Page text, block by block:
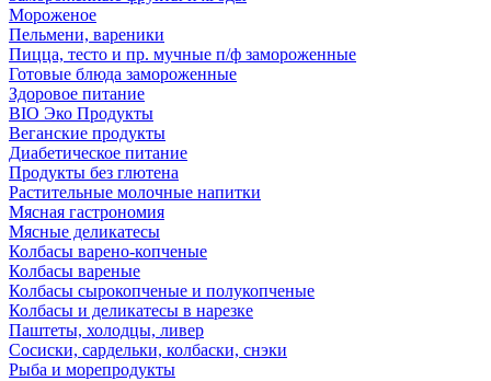
Мороженое
Пельмени, вареники
Пицца, тесто и пр. мучные п/ф замороженные
Готовые блюда замороженные
Здоровое питание
BIO Эко Продукты
Веганские продукты
Диабетическое питание
Продукты без глютена
Растительные молочные напитки
Мясная гастрономия
Мясные деликатесы
Колбасы варено-копченые
Колбасы вареные
Колбасы сырокопченые и полукопченые
Колбасы и деликатесы в нарезке
Паштеты, холодцы, ливер
Сосиски, сардельки, колбаски, снэки
Рыба и морепродукты